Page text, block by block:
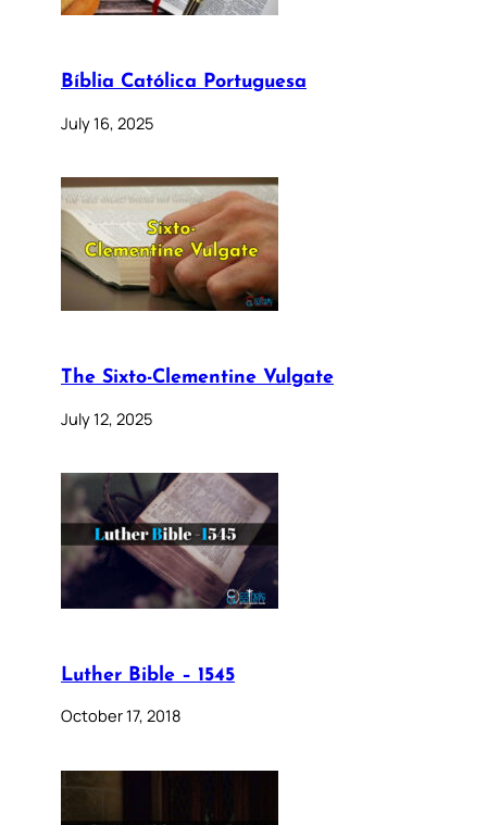
Bíblia Católica Portuguesa
July 16, 2025
The Sixto-Clementine Vulgate
July 12, 2025
Luther Bible – 1545
October 17, 2018